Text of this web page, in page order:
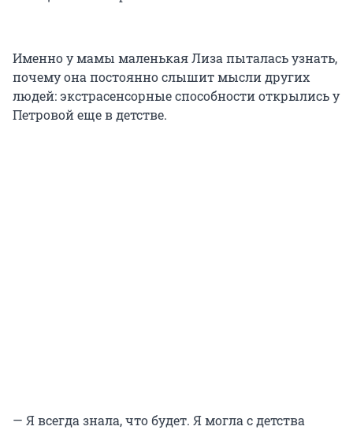
Именно у мамы маленькая Лиза пыталась узнать,
почему она постоянно слышит мысли других
людей: экстрасенсорные способности открылись у
Петровой еще в детстве.
— Я всегда знала, что будет. Я могла с детства